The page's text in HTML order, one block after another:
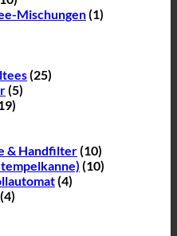
Mischungen(1)
(25)
(5)
& Handfilter(10)
(10)
(4)
(4)